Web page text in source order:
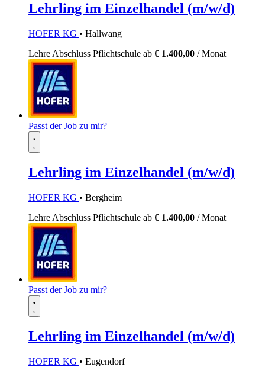
Lehrling im Einzelhandel (m/w/d)
HOFER KG • Hallwang
Lehre Abschluss Pflichtschule ab € 1.400,00 / Monat
Passt der Job zu mir?
Lehrling im Einzelhandel (m/w/d)
HOFER KG • Bergheim
Lehre Abschluss Pflichtschule ab € 1.400,00 / Monat
Passt der Job zu mir?
Lehrling im Einzelhandel (m/w/d)
HOFER KG • Eugendorf